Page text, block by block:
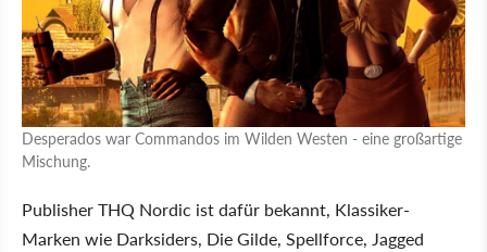
Desperados war Commandos im Wilden Westen - eine großartige
Mischung.
Publisher THQ Nordic ist dafür bekannt, Klassiker-
Marken wie Darksiders, Die Gilde, Spellforce, Jagged